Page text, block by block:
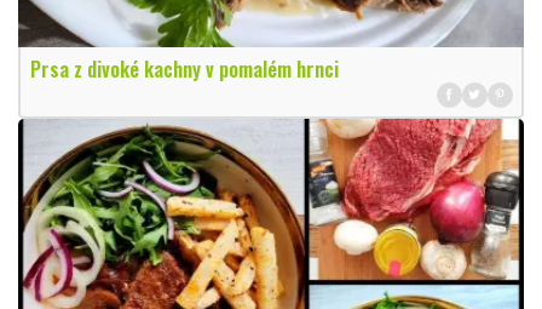
Prsa z divoké kachny v pomalém hrnci